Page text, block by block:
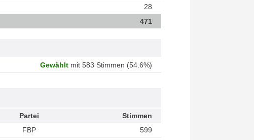
28
471
Gewähltmit 583 Stimmen (54.6%)
Partei
Stimmen
FBP
599